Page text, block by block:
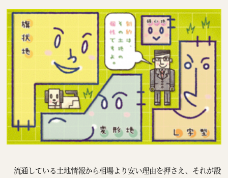
流通している土地情報から相場より安い理由を押さえ、それが設